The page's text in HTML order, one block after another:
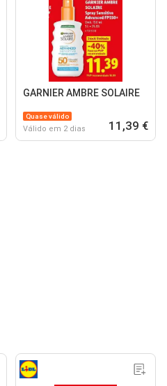
GARNIER AMBRE SOLAIRE
Quase válido
Válido em 2 dias 11,39 €